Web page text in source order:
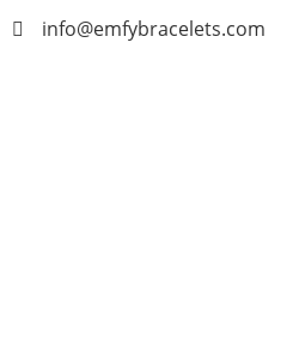
info@emfybracelets.com